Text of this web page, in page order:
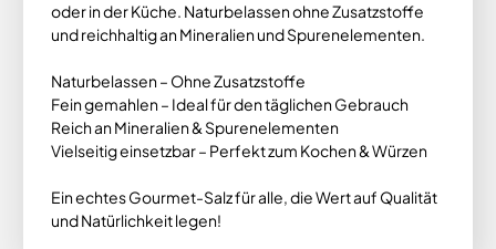
oder in der Küche. Naturbelassen ohne Zusatzstoffe
und reichhaltig an Mineralien und Spurenelementen.
Naturbelassen – Ohne Zusatzstoffe
Fein gemahlen – Ideal für den täglichen Gebrauch
Reich an Mineralien & Spurenelementen
Vielseitig einsetzbar – Perfekt zum Kochen & Würzen
Ein echtes Gourmet-Salz für alle, die Wert auf Qualität
und Natürlichkeit legen!